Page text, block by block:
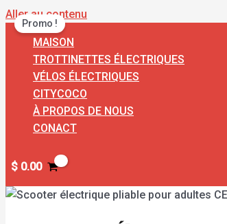
Aller au contenu
MAISON
TROTTINETTES ÉLECTRIQUES
VÉLOS ÉLECTRIQUES
CITYCOCO
À PROPOS DE NOUS
CONACT
$ 0.00
Promo !